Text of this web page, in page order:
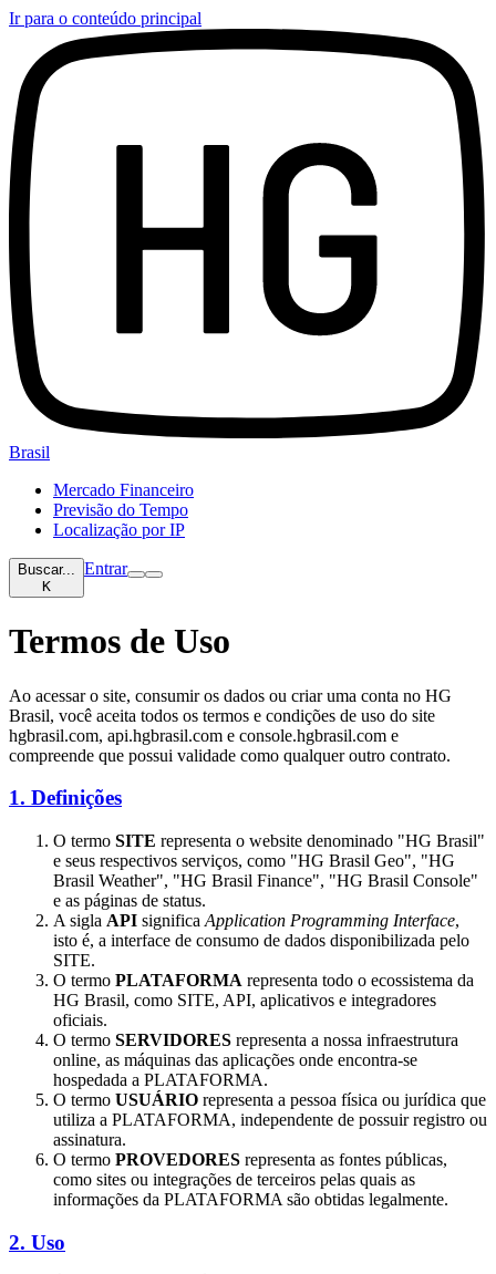
Ir para o conteúdo principal
Brasil
Mercado Financeiro
Previsão do Tempo
Localização por IP
Buscar...
K
Entrar
Termos de Uso
Ao acessar o site, consumir os dados ou criar uma conta no HG
Brasil, você aceita todos os termos e condições de uso do site
hgbrasil.com, api.hgbrasil.com e console.hgbrasil.com e
compreende que possui validade como qualquer outro contrato.
1. Definições
O termo SITE representa o website denominado "HG Brasil"
e seus respectivos serviços, como "HG Brasil Geo", "HG
Brasil Weather", "HG Brasil Finance", "HG Brasil Console"
e as páginas de status.
A sigla API significa Application Programming Interface,
isto é, a interface de consumo de dados disponibilizada pelo
SITE.
O termo PLATAFORMA representa todo o ecossistema da
HG Brasil, como SITE, API, aplicativos e integradores
oficiais.
O termo SERVIDORES representa a nossa infraestrutura
online, as máquinas das aplicações onde encontra-se
hospedada a PLATAFORMA.
O termo USUÁRIO representa a pessoa física ou jurídica que
utiliza a PLATAFORMA, independente de possuir registro ou
assinatura.
O termo PROVEDORES representa as fontes públicas,
como sites ou integrações de terceiros pelas quais as
informações da PLATAFORMA são obtidas legalmente.
2. Uso